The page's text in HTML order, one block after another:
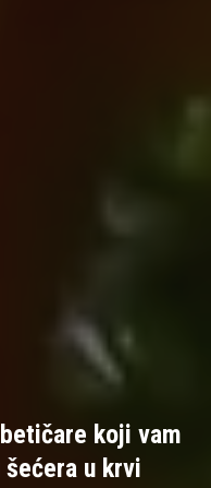
koji vam
u krvi